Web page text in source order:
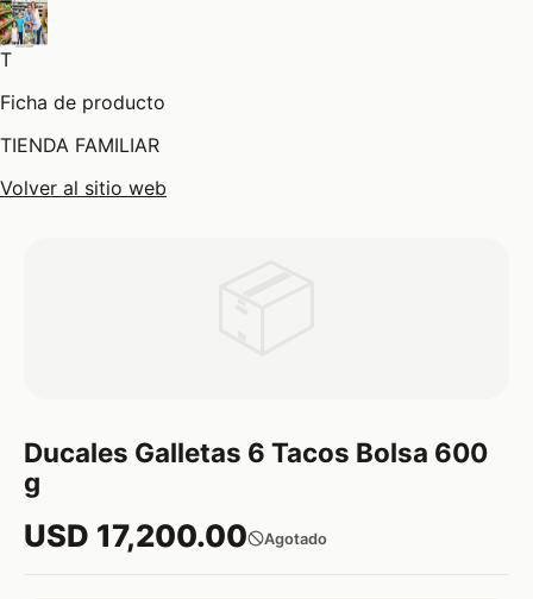
T
Ficha de producto
TIENDA FAMILIAR
Volver al sitio web
Ducales Galletas 6 Tacos Bolsa 600
g
USD 17,200.00 Agotado